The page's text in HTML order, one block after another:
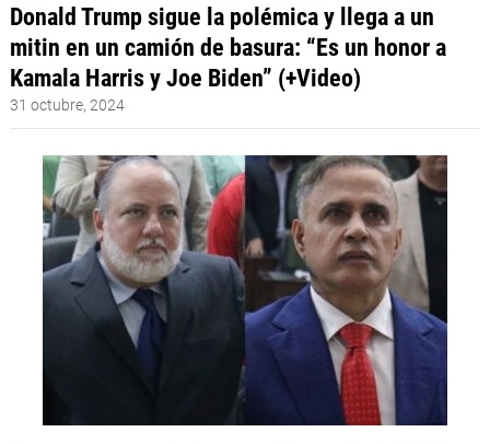
Donald Trump sigue la polémica y llega a un
mitin en un camión de basura: “Es un honor a
Kamala Harris y Joe Biden” (+Video)
31 octubre, 2024